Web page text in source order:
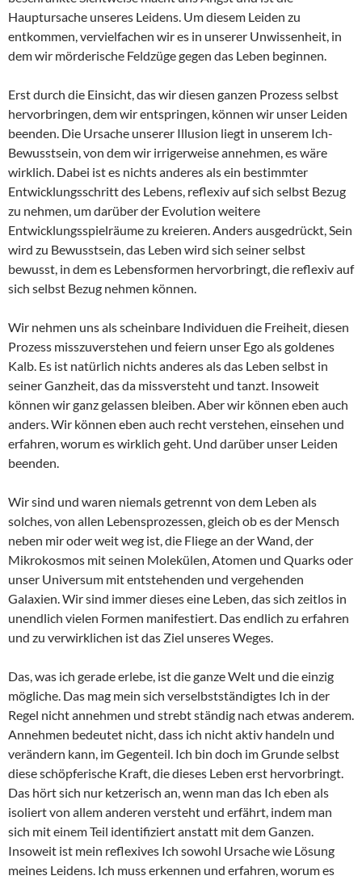
Hauptursache unseres Leidens. Um diesem Leiden zu
entkommen, vervielfachen wir es in unserer Unwissenheit, in
dem wir mörderische Feldzüge gegen das Leben beginnen.
Erst durch die Einsicht, das wir diesen ganzen Prozess selbst
hervorbringen, dem wir entspringen, können wir unser Leiden
beenden. Die Ursache unserer Illusion liegt in unserem Ich-
Bewusstsein, von dem wir irrigerweise annehmen, es wäre
wirklich. Dabei ist es nichts anderes als ein bestimmter
Entwicklungsschritt des Lebens, reflexiv auf sich selbst Bezug
zu nehmen, um darüber der Evolution weitere
Entwicklungsspielräume zu kreieren. Anders ausgedrückt, Sein
wird zu Bewusstsein, das Leben wird sich seiner selbst
bewusst, in dem es Lebensformen hervorbringt, die reflexiv auf
sich selbst Bezug nehmen können.
Wir nehmen uns als scheinbare Individuen die Freiheit, diesen
Prozess misszuverstehen und feiern unser Ego als goldenes
Kalb. Es ist natürlich nichts anderes als das Leben selbst in
seiner Ganzheit, das da missversteht und tanzt. Insoweit
können wir ganz gelassen bleiben. Aber wir können eben auch
anders. Wir können eben auch recht verstehen, einsehen und
erfahren, worum es wirklich geht. Und darüber unser Leiden
beenden.
Wir sind und waren niemals getrennt von dem Leben als
solches, von allen Lebensprozessen, gleich ob es der Mensch
neben mir oder weit weg ist, die Fliege an der Wand, der
Mikrokosmos mit seinen Molekülen, Atomen und Quarks oder
unser Universum mit entstehenden und vergehenden
Galaxien. Wir sind immer dieses eine Leben, das sich zeitlos in
unendlich vielen Formen manifestiert. Das endlich zu erfahren
und zu verwirklichen ist das Ziel unseres Weges.
Das, was ich gerade erlebe, ist die ganze Welt und die einzig
mögliche. Das mag mein sich verselbstständigtes Ich in der
Regel nicht annehmen und strebt ständig nach etwas anderem.
Annehmen bedeutet nicht, dass ich nicht aktiv handeln und
verändern kann, im Gegenteil. Ich bin doch im Grunde selbst
diese schöpferische Kraft, die dieses Leben erst hervorbringt.
Das hört sich nur ketzerisch an, wenn man das Ich eben als
isoliert von allem anderen versteht und erfährt, indem man
sich mit einem Teil identifiziert anstatt mit dem Ganzen.
Insoweit ist mein reflexives Ich sowohl Ursache wie Lösung
meines Leidens. Ich muss erkennen und erfahren, worum es